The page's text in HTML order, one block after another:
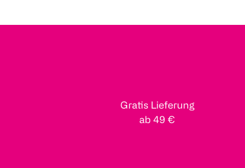
Gratis Lieferung
ab 49 €